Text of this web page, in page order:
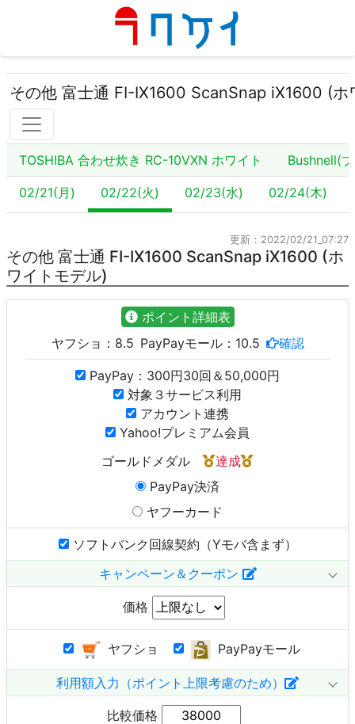
その他 富士通 FI-IX1600 ScanSnap iX1600 (ホ
TOSHIBA 合わせ炊き RC-10VXN ホワイト Bushnell(
02/21(月) 02/22(火) 02/23(水) 02/24(木)
更新：2022/02/21_07:27
その他 富士通 FI-IX1600 ScanSnap iX1600 (ホ
ワイトモデル)
ポイント詳細表
ヤフショ： 8.5 PayPayモール： 10.5 確認
PayPay：300円30回＆50,000円
対象３サービス利用
アカウント連携
Yahoo!プレミアム会員
ゴールドメダル
達成
PayPay決済
ヤフーカード
ソフトバンク回線契約（Yモバ含まず）
キャンペーン＆クーポン
価格
ヤフショ PayPayモール
利用額入力（ポイント上限考慮のため）
比較価格